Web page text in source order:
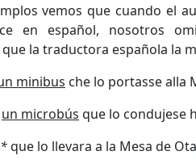
vemos que cuando el
en español, nosotros
la traductora española la
minibus che lo portasse alla
un microbús que lo condujese
que lo llevara a la Mesa de